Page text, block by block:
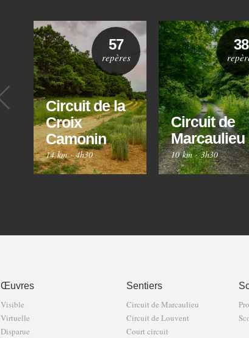
Précédent
Circuit de la
Croix
Camonin
14 km·4h30
57
repères
Circuit de
Marcaulieu
10 km·3h30
38
Œuvres
Visible
Virtuelle
Disparue
Sentiers
Circuit de Marcaulieu
Circuit de Louvent
Court circuit